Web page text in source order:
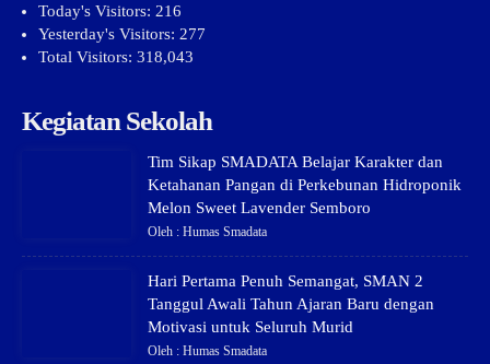
Today's Visitors: 216
Yesterday's Visitors: 277
Total Visitors: 318,043
Kegiatan Sekolah
Tim Sikap SMADATA Belajar Karakter dan
Ketahanan Pangan di Perkebunan Hidroponik
Melon Sweet Lavender Semboro
Oleh : Humas Smadata
Hari Pertama Penuh Semangat, SMAN 2
Tanggul Awali Tahun Ajaran Baru dengan
Motivasi untuk Seluruh Murid
Oleh : Humas Smadata